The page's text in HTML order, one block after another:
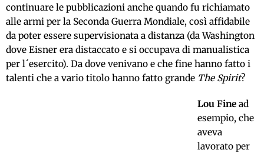
continuare le pubblicazioni anche quando fu richiamato
alle armi per la Seconda Guerra Mondiale, così affidabile
da poter essere supervisionata a distanza (da Washington
dove Eisner era distaccato e si occupava di manualistica
per l´esercito). Da dove venivano e che fine hanno fatto i
talenti che a vario titolo hanno fatto grande The Spirit?
Lou Fine ad
esempio, che
aveva
lavorato per